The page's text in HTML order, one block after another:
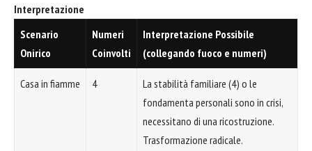
Interpretazione
Scenario
Onirico
Numeri
Coinvolti
Interpretazione Possibile
(collegando fuoco e numeri)
Casa in fiamme 4
La stabilità familiare (4) o le
fondamenta personali sono in crisi,
necessitano di una ricostruzione.
Trasformazione radicale.